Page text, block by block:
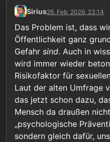
Sirius26. Feb. 2026, 23:14
Das Problem ist, dass
Öffentlichkeit ganz
Gefahr sind. Auch in
wird immer wieder
Risikofaktor für
Laut der alten Umfrage
das jetzt schon dazu,
Mensch da draußen
„psychologische
sondern gleich dafür,